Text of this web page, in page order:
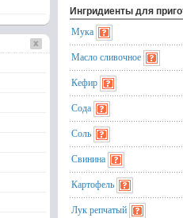
Ингридиенты для
Мука
Масло сливочное
Кефир
Сода
Соль
Свинина
Картофель
Лук репчатый